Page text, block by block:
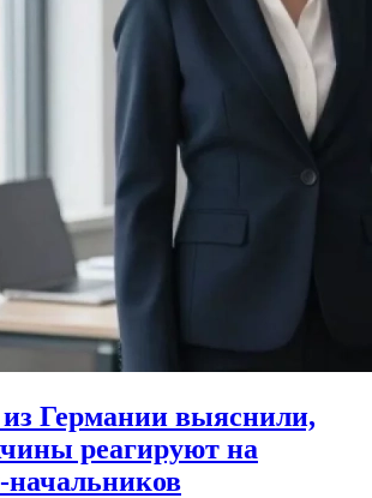
Германии выяснили,
реагируют на